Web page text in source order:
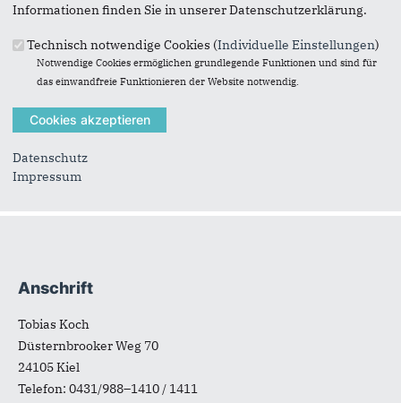
Suchformular
Fußbereich
Anschrift
Tobias Koch
Düsternbrooker Weg 70
24105Kiel
Telefon: 0431/988–1410 / 1411
Informationen finden Sie in unserer Datenschutzerklärung.
Technisch notwendige Cookies (Individuelle Einstellungen)
Notwendige Cookies ermöglichen grundlegende Funktionen und sind für
das einwandfreie Funktionieren der Website notwendig.
Datenschutz
Impressum